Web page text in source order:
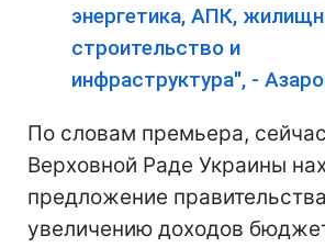
энергетика, АПК,
строительство и
инфраструктура", -
По словам премьера,
Верховной Раде Украины
предложение
увеличению доходов